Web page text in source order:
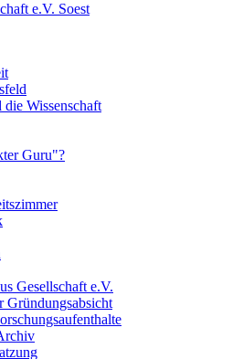
Wissenschaft
Guru"?
Gesellschaft e.V.
Gründungsabsicht